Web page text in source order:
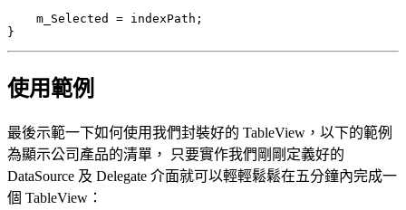
    m_Selected = indexPath;
使用範例
最後示範一下如何使用我們封裝好的 TableView，以下的範例
為顯示公司產品的清單， 只要實作我們剛剛定義好的
DataSource 及 Delegate 介面就可以輕輕鬆鬆在五分鐘內完成一
個 TableView：